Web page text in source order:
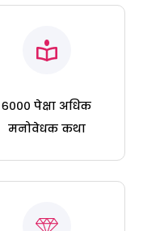
६००० पेक्षा अधिक
मनोवेधक कथा